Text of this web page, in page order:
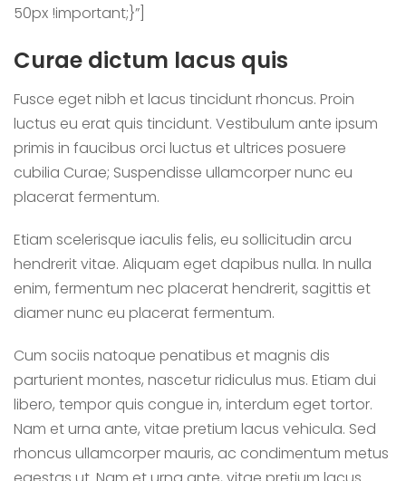
50px !important;}”]
Curae dictum lacus quis
Fusce eget nibh et lacus tincidunt rhoncus. Proin
luctus eu erat quis tincidunt. Vestibulum ante ipsum
primis in faucibus orci luctus et ultrices posuere
cubilia Curae; Suspendisse ullamcorper nunc eu
placerat fermentum.
Etiam scelerisque iaculis felis, eu sollicitudin arcu
hendrerit vitae. Aliquam eget dapibus nulla. In nulla
enim, fermentum nec placerat hendrerit, sagittis et
diamer nunc eu placerat fermentum.
Cum sociis natoque penatibus et magnis dis
parturient montes, nascetur ridiculus mus. Etiam dui
libero, tempor quis congue in, interdum eget tortor.
Nam et urna ante, vitae pretium lacus vehicula. Sed
rhoncus ullamcorper mauris, ac condimentum metus